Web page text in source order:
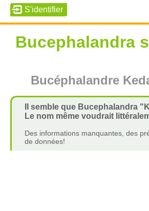
Bucephalandra
Bucéphalandre
Il semble que Bucephalandra
Le nom même voudrait
Des informations manquantes, des
de données!